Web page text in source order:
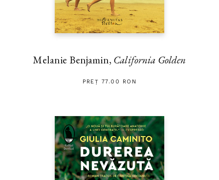
Melanie Benjamin, California Golden
PREȚ 77.00 RON